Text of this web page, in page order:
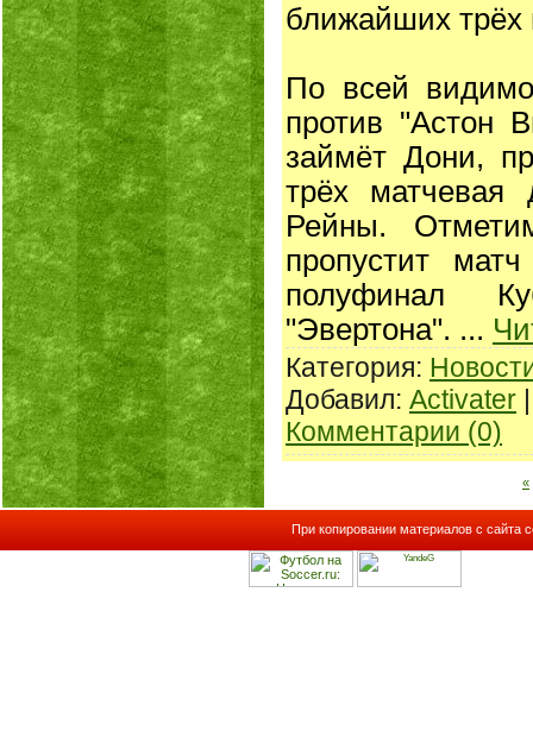
ближайших трёх
По всей
против "Астон
займёт Дони,
трёх матчевая
Рейны.
пропустит
полуфинал
"Эвертона". ...
Категория:
Добавил: Activater
Комментарии (0)
«
При копировании материалов с сайта